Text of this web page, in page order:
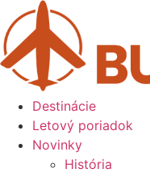
Preskočiť
na
obsah
Destinácie
Letový poriadok
Novinky
História